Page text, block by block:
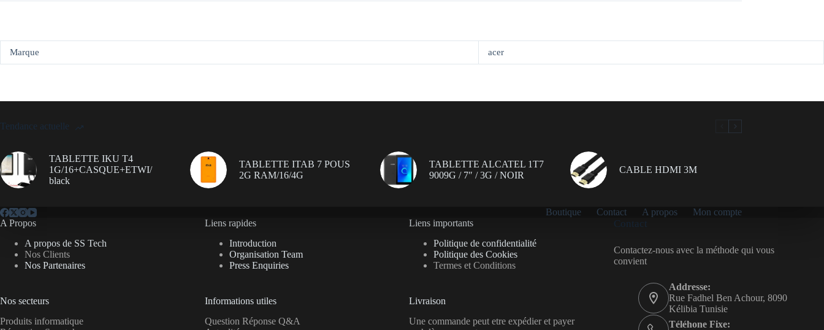
Marque acer
Tendance actuelle
TABLETTE IKU T4
1G/16+CASQUE+ETWI/
black
TABLETTE ITAB 7 POUS
2G RAM/16/4G
TABLETTE ALCATEL 1T7
9009G / 7″ / 3G / NOIR
CABLE HDMI 3M
Boutique Contact A propos
Mon compte
A Propos
A propos de SS Tech
Nos Clients
Nos Partenaires
Nos secteurs
Produits informatique
Liens rapides
Introduction
Organisation Team
Press Enquiries
Informations utiles
Question Réponse Q&A
Liens importants
Politique de confidentialité
Politique des Cookies
Termes et Conditions
Livraison
Une commande peut etre expédier et payer
Contact
Contactez-nous avec la méthode qui vous
convient
Addresse:
Rue Fadhel Ben Achour, 8090
Kélibia Tunisie
Téléhone Fixe: